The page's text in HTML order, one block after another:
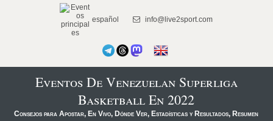
español info@live2sport.com
Eventos De Venezuelan Superliga
Basketball En 2022
Consejos para Apostar, En Vivo, Dónde Ver, Estadísticas y Resultados, Resumen